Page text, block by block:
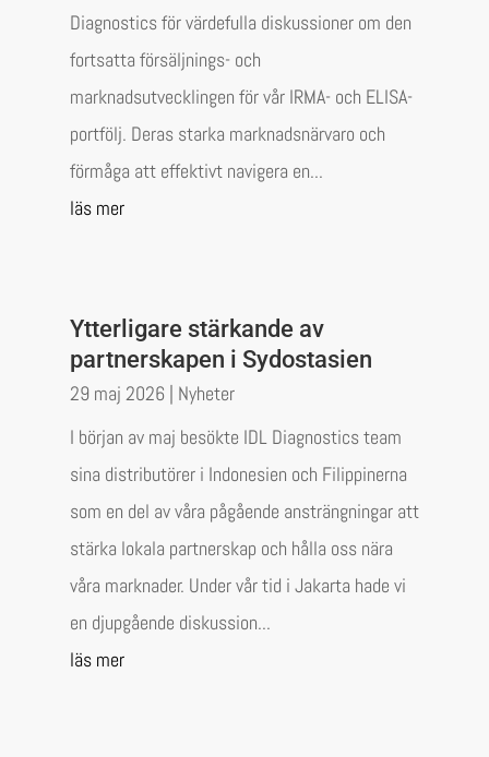
Diagnostics för värdefulla diskussioner om den
fortsatta försäljnings- och
marknadsutvecklingen för vår IRMA- och ELISA-
portfölj. Deras starka marknadsnärvaro och
förmåga att effektivt navigera en...
läs mer
Ytterligare stärkande av
partnerskapen i Sydostasien
29 maj 2026| Nyheter
I början av maj besökte IDL Diagnostics team
sina distributörer i Indonesien och Filippinerna
som en del av våra pågående ansträngningar att
stärka lokala partnerskap och hålla oss nära
våra marknader. Under vår tid i Jakarta hade vi
en djupgående diskussion...
läs mer